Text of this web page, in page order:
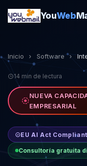
YouWeb
Inicio › Software ›
14 min de lectura
NUEVA
EMPRESARIAL
EU AI Act Compliant
Consultoría gratuita